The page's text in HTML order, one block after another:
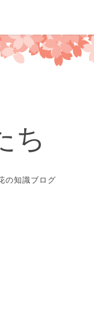
ち
の知識ブログ